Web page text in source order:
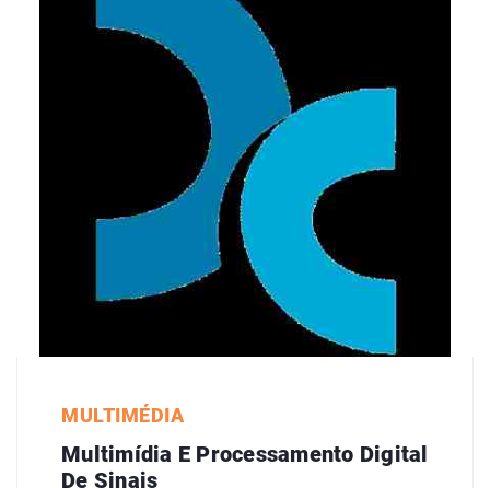
MULTIMÉDIA
Multimídia E Processamento Digital
De Sinais